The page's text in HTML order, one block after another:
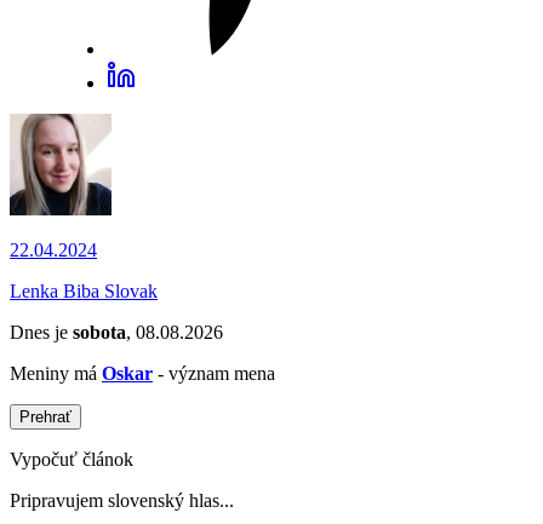
22.04.2024
Lenka Biba Slovak
Dnes je sobota, 08.08.2026
Meniny má Oskar - význam mena
Prehrať
Vypočuť článok
Pripravujem slovenský hlas...